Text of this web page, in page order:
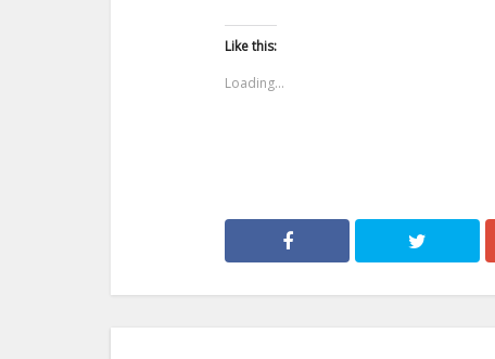
Like this:
Loading...